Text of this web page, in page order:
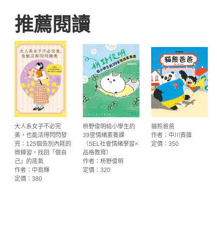
推薦閱讀
大人系女子不必完
美，也能活得閃閃發
亮：125個告別內耗的
微練習，找回「做自
己」的底氣
作者：中島輝
定價：380
枡野俊明給小學生的
39堂情緒素養課
（SEL社會情緒學習×
品格教育）
作者：枡野俊明
定價：320
貓熊爸爸
作者：中川貴雄
定價：350